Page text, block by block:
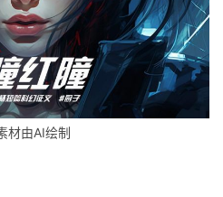
材由AI绘制